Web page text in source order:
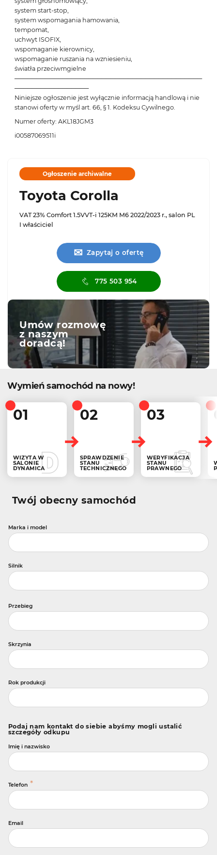
system start-stop,
system wspomagania hamowania,
tempomat,
uchwyt ISOFIX,
wspomaganie kierownicy,
wspomaganie ruszania na wzniesieniu,
światła przeciwmgielne
───────────────────────────────────────────
─────────────────
Niniejsze ogłoszenie jest wyłącznie informacją handlową i nie
stanowi oferty w myśl art. 66, § 1. Kodeksu Cywilnego.
Numer oferty: AKL18JGM3
i00587069511i
Ogłoszenie archiwalne
Toyota Corolla
VAT 23% Comfort 1.5VVT-i 125KM M6 2022/2023 r., salon PL
I właściciel
✉ Zapytaj o ofertę
775 503 954
Umów rozmowę
z naszym
doradcą!
Wymień samochód na nowy!
01
WIZYTA W
SALONIE
DYNAMICA
02
SPRAWDZENIE
STANU
TECHNICZNEGO
03
WERYFIKACJA
STANU
PRAWNEGO
Twój obecny samochód
Marka i model
Silnik
Przebieg
Skrzynia
Rok produkcji
Podaj nam kontakt do siebie abyśmy mogli ustalić
szczegóły odkupu
Imię i nazwisko
Telefon *
Email